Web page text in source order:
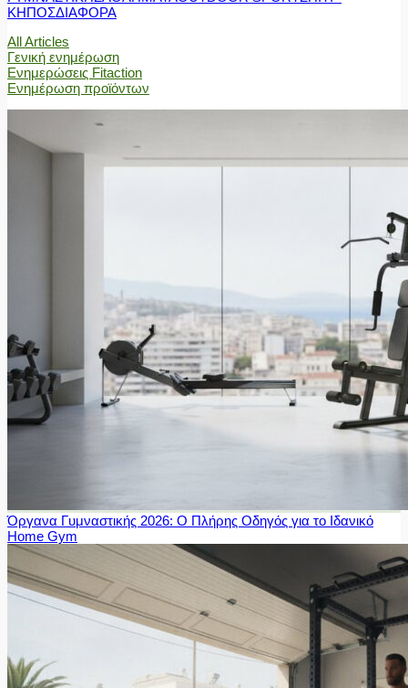
ΚΗΠΟΣΔΙΑΦΟΡΑ
All Articles
Γενική ενημέρωση
Ενημερώσεις Fitaction
Ενημέρωση προϊόντων
Όργανα Γυμναστικής 2026: Ο Πλήρης Οδηγός για το Ιδανικό
Home Gym